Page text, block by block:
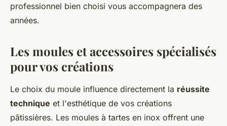
professionnel bien choisi vous accompagnera des
années.
Les moules et accessoires spécialisés
pour vos créations
Le choix du moule influence directement la réussite
technique et l'esthétique de vos créations
pâtissières. Les moules à tartes en inox offrent une